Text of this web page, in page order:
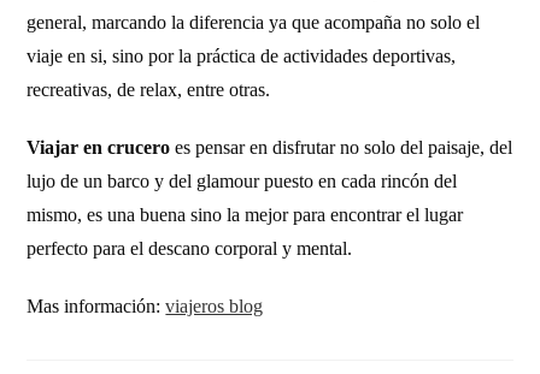
general, marcando la diferencia ya que acompaña no solo el
viaje en si, sino por la práctica de actividades deportivas,
recreativas, de relax, entre otras.
Viajar en crucero es pensar en disfrutar no solo del paisaje, del
lujo de un barco y del glamour puesto en cada rincón del
mismo, es una buena sino la mejor para encontrar el lugar
perfecto para el descano corporal y mental.
Mas información:viajeros blog